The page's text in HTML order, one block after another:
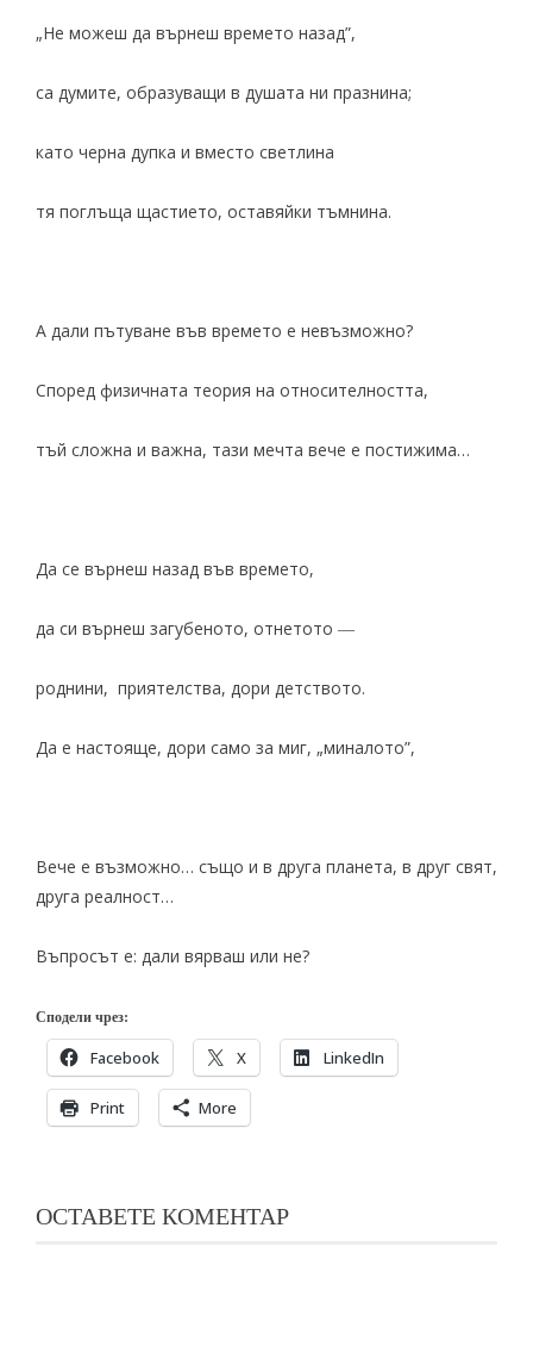
„Не можеш да върнеш времето назад”,
са думите, образуващи в душата ни празнина;
като черна дупка и вместо светлина
тя поглъща щастието, оставяйки тъмнина.
А дали пътуване във времето е невъзможно?
Според физичната теория на относителността,
тъй сложна и важна, тази мечта вече е постижима…
Да се върнеш назад във времето,
да си върнеш загубеното, отнетото ―
роднини, приятелства, дори детството.
Да е настояще, дори само за миг, „миналото”,
Вече е възможно… също и в друга планета, в друг свят,
друга реалност…
Въпросът е: дали вярваш или не?
Сподели чрез:
Facebook X LinkedIn
Print More
ОСТАВЕТЕ КОМЕНТАР